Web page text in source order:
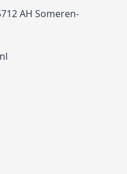
AH Someren-